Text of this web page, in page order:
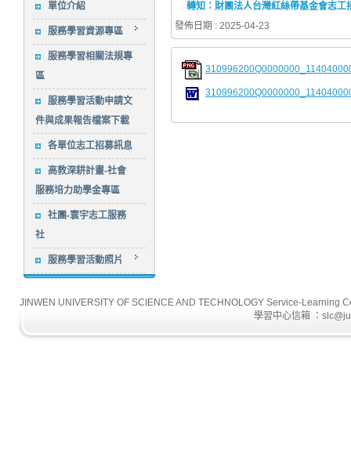
單位介紹
服務學習資源專區
服務學習相關法規專
區
服務學習活動申請文
件與成果報告檔案下載
各單位志工招募訊息
高教深耕計畫-社會
服務培力助學金專區
社團-寰宇志工服務
社
服務學習活動照片
轉知：財團法人台灣紅絲帶基金會志工
發佈日期 : 2025-04-23
JINWEN UNIVERSITY OF SCIENCE AND TECHNOLOGY Service-
學習中心信箱 ：